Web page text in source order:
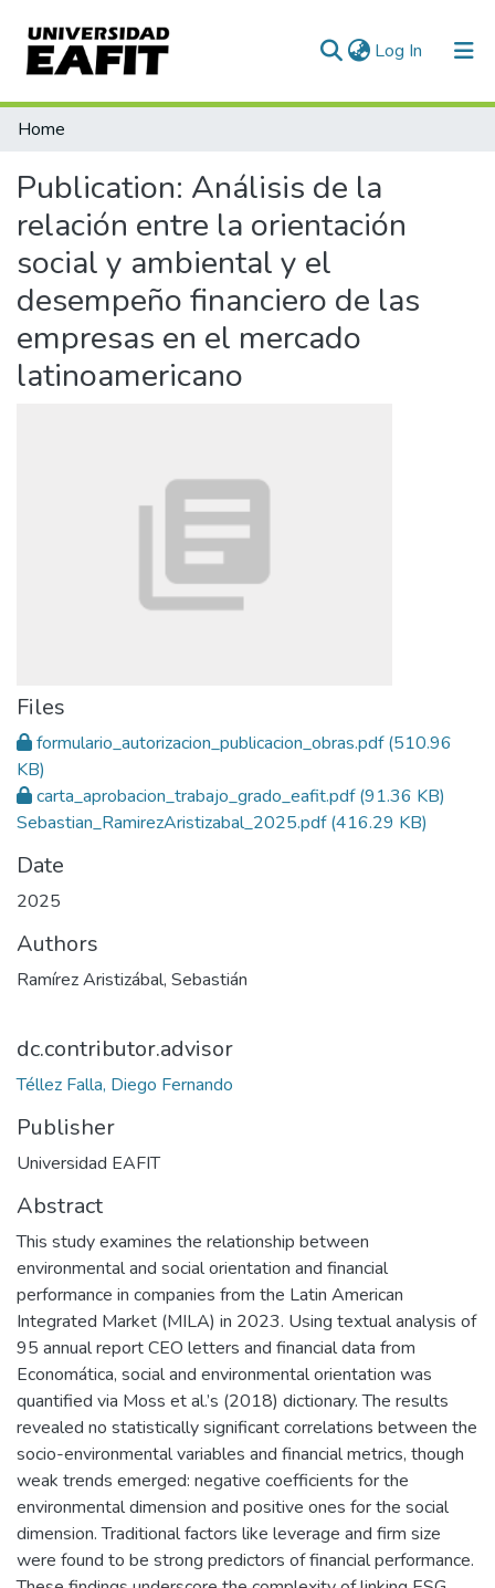
Log In (current)
Communities & Collections
Statistics
Home
Publication: Análisis de la
relación entre la orientación
social y ambiental y el
desempeño financiero de las
empresas en el mercado
latinoamericano
Files
formulario_autorizacion_publicacion_obras.pdf(510.96
KB)
carta_aprobacion_trabajo_grado_eafit.pdf(91.36 KB)
Sebastian_RamirezAristizabal_2025.pdf(416.29 KB)
Date
2025
Authors
Ramírez Aristizábal, Sebastián
dc.contributor.advisor
Téllez Falla, Diego Fernando
Publisher
Universidad EAFIT
Abstract
This study examines the relationship between
environmental and social orientation and financial
performance in companies from the Latin American
Integrated Market (MILA) in 2023. Using textual analysis of
95 annual report CEO letters and financial data from
Economática, social and environmental orientation was
quantified via Moss et al.’s (2018) dictionary. The results
revealed no statistically significant correlations between the
socio-environmental variables and financial metrics, though
weak trends emerged: negative coefficients for the
environmental dimension and positive ones for the social
dimension. Traditional factors like leverage and firm size
were found to be strong predictors of financial performance.